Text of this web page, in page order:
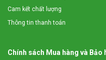
đều trở lên đơn giản và dễ
Cam kết chất lượng
Thông tin thanh toán
Chính sách Mua hàng và Bảo